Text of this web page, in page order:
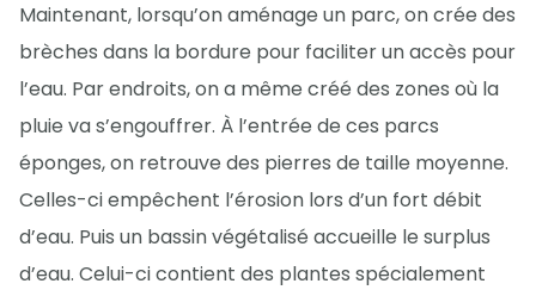
Maintenant, lorsqu’on aménage un parc, on crée des
brèches dans la bordure pour faciliter un accès pour
l’eau. Par endroits, on a même créé des zones où la
pluie va s’engouffrer. À l’entrée de ces parcs
éponges, on retrouve des pierres de taille moyenne.
Celles-ci empêchent l’érosion lors d’un fort débit
d’eau. Puis un bassin végétalisé accueille le surplus
d’eau. Celui-ci contient des plantes spécialement